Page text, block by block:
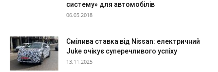
систему» для автомобілів
06.05.2018
Смілива ставка від Nissan: електричний
Juke очікує суперечливого успіху
13.11.2025